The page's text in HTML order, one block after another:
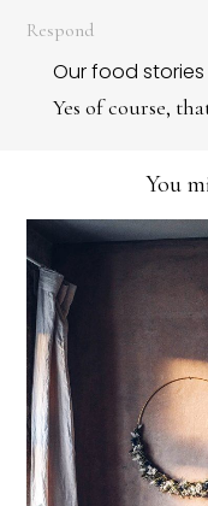
Respond
Our food stories
Yes of course,
You